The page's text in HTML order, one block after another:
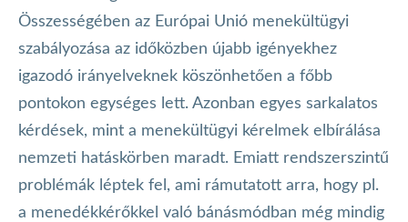
Összességében az Európai Unió menekültügyi
szabályozása az időközben újabb igényekhez
igazodó irányelveknek köszönhetően a főbb
pontokon egységes lett. Azonban egyes sarkalatos
kérdések, mint a menekültügyi kérelmek elbírálása
nemzeti hatáskörben maradt. Emiatt rendszerszintű
problémák léptek fel, ami rámutatott arra, hogy pl.
a menedékkérőkkel való bánásmódban még mindig